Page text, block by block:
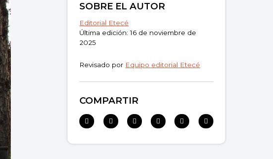
SOBRE EL AUTOR
Editorial Etecé
Última edición: 16 de noviembre de
2025
Revisado por Equipo editorial Etecé
COMPARTIR